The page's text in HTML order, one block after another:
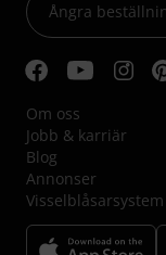
Ångra
Om oss
Jobb & karriär
Blog
Annonser
Visselblåsarsystem